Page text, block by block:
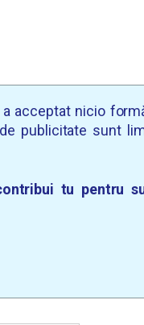
acceptat nicio
publicitate sunt
tu pentru